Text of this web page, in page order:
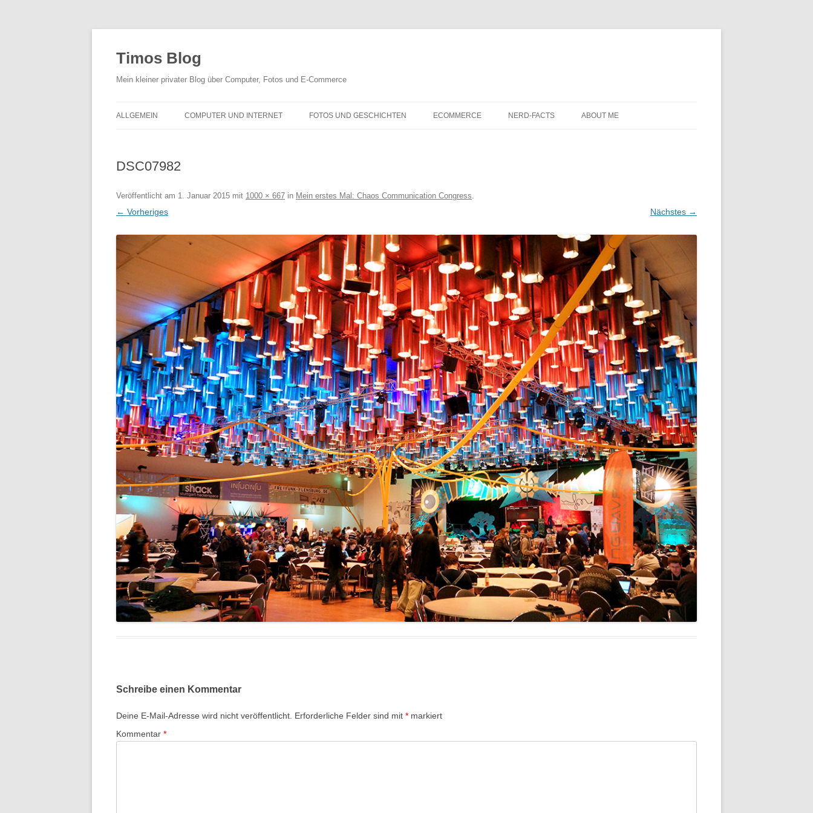
Timos Blog
Mein kleiner privater Blog über Computer, Fotos und E-Commerce
ALLGEMEIN COMPUTER UND INTERNET FOTOS UND GESCHICHTEN ECOMMERCE NERD-FACTS ABOUT ME
DSC07982
Veröffentlicht am 1. Januar 2015 mit 1000 × 667 in Mein erstes Mal: Chaos Communication Congress.
← Vorheriges Nächstes →
Schreibe einen Kommentar
Deine E-Mail-Adresse wird nicht veröffentlicht. Erforderliche Felder sind mit * markiert
Kommentar *